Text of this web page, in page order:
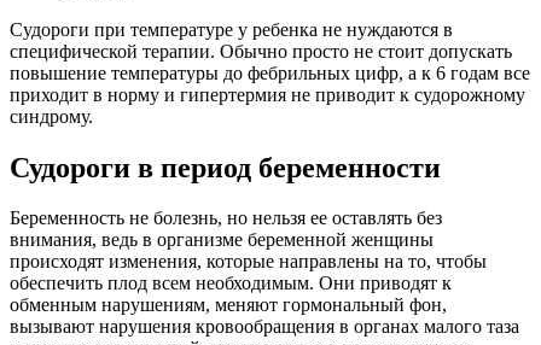
Судороги при температуре у ребенка не нуждаются в
специфической терапии. Обычно просто не стоит допускать
повышение температуры до фебрильных цифр, а к 6 годам все
приходит в норму и гипертермия не приводит к судорожному
синдрому.
Судороги в период беременности
Беременность не болезнь, но нельзя ее оставлять без
внимания, ведь в организме беременной женщины
происходят изменения, которые направлены на то, чтобы
обеспечить плод всем необходимым. Они приводят к
обменным нарушениям, меняют гормональный фон,
вызывают нарушения кровообращения в органах малого таза